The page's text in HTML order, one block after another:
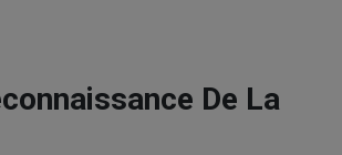
De La